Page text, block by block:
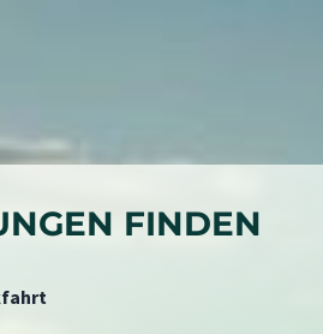
FINDEN